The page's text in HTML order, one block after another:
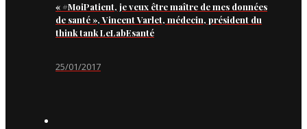
« #MoiPatient, je veux être maître de mes données
de santé », Vincent Varlet, médecin, président du
think tank LeLabEsanté
25/01/2017